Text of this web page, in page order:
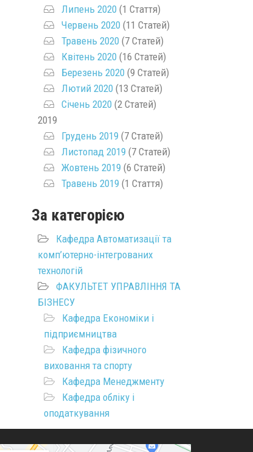
Липень 2020(1 Стаття)
Червень 2020(11 Статей)
Травень 2020(7 Статей)
Квітень 2020(16 Статей)
Березень 2020(9 Статей)
Лютий 2020(13 Статей)
Січень 2020(2 Статей)
2019
Грудень 2019 (7 Статей)
Листопад 2019 (7 Статей)
Жовтень 2019 (6 Статей)
Травень 2019 (1 Стаття)
За категорією
Кафедра Автоматизації та
комп’ютерно-інтегрованих
технологій
ФАКУЛЬТЕТ УПРАВЛІННЯ ТА
БІЗНЕСУ
Кафедра Економіки і
підприємництва
Кафедра фізичного
виховання та спорту
Кафедра Менеджменту
Кафедра обліку і
оподаткування